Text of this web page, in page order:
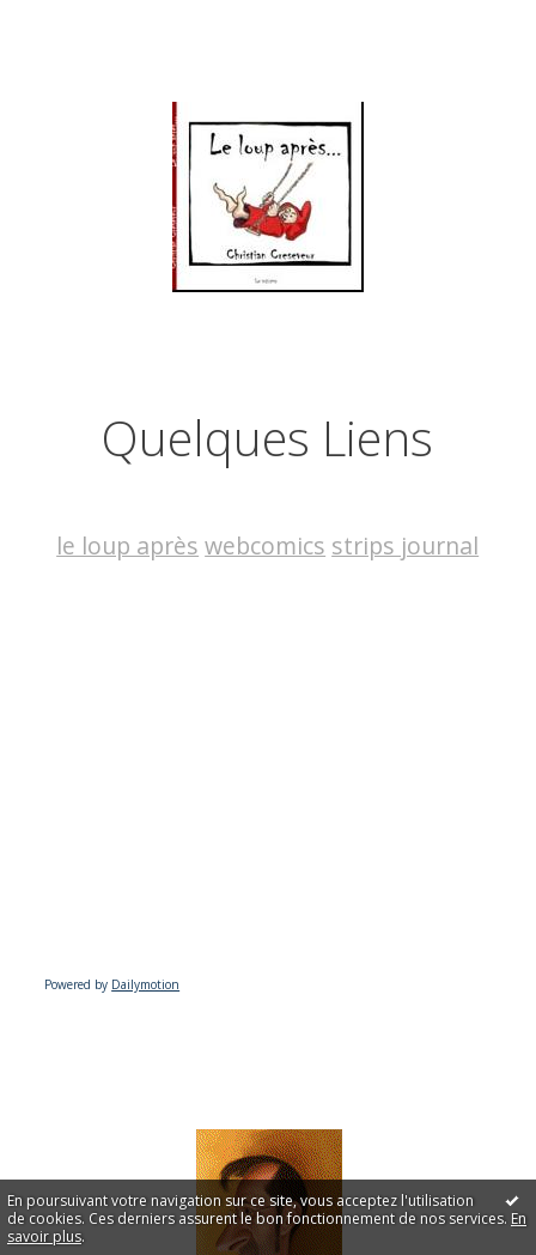
En poursuivant votre navigation sur ce site, vous acceptez l'utilisation
de cookies. Ces derniers assurent le bon fonctionnement de nos services. En
savoir plus.
Quelques Liens
le loup après webcomics strips journal
Powered by Dailymotion